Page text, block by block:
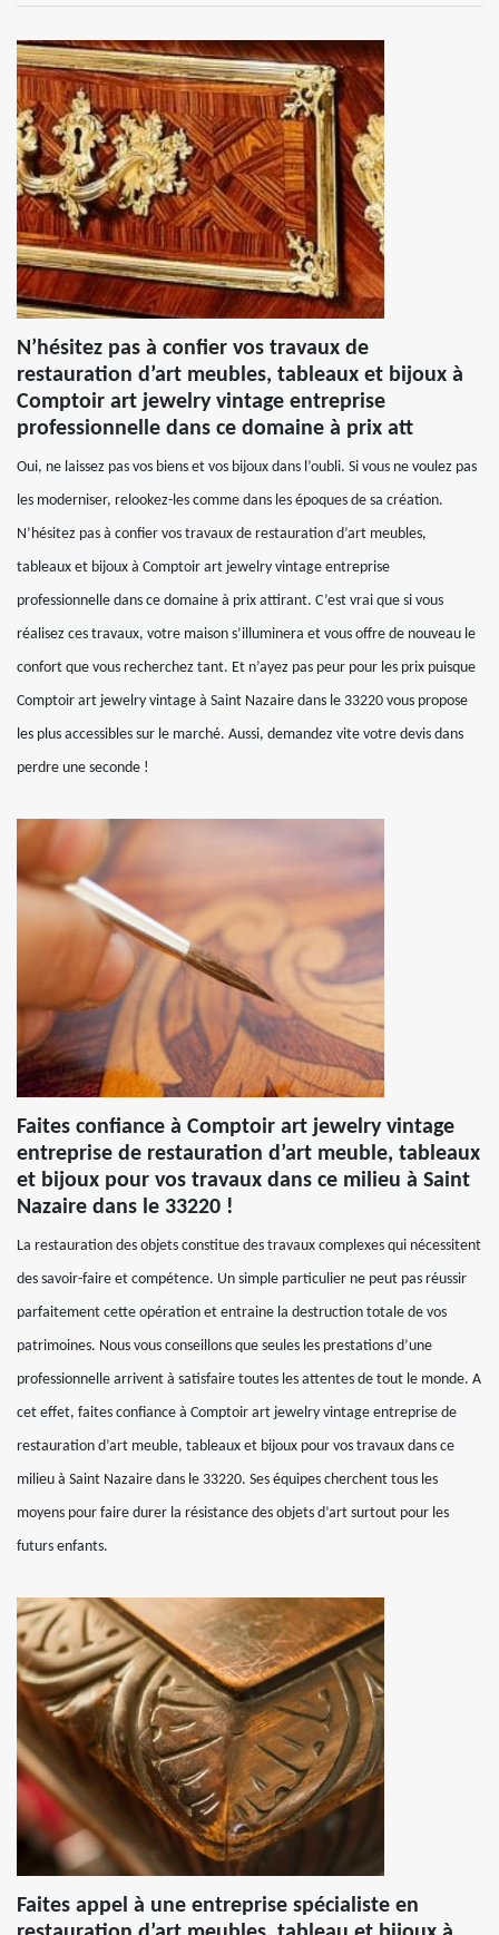
N’hésitez pas à confier vos travaux de
restauration d’art meubles, tableaux et bijoux à
Comptoir art jewelry vintage entreprise
professionnelle dans ce domaine à prix att
Oui, ne laissez pas vos biens et vos bijoux dans l’oubli. Si vous ne voulez pas
les moderniser, relookez-les comme dans les époques de sa création.
N’hésitez pas à confier vos travaux de restauration d’art meubles,
tableaux et bijoux à Comptoir art jewelry vintage entreprise
professionnelle dans ce domaine à prix attirant. C’est vrai que si vous
réalisez ces travaux, votre maison s’illuminera et vous offre de nouveau le
confort que vous recherchez tant. Et n’ayez pas peur pour les prix puisque
Comptoir art jewelry vintage à Saint Nazaire dans le 33220 vous propose
les plus accessibles sur le marché. Aussi, demandez vite votre devis dans
perdre une seconde !
Faites confiance à Comptoir art jewelry vintage
entreprise de restauration d’art meuble, tableaux
et bijoux pour vos travaux dans ce milieu à Saint
Nazaire dans le 33220 !
La restauration des objets constitue des travaux complexes qui nécessitent
des savoir-faire et compétence. Un simple particulier ne peut pas réussir
parfaitement cette opération et entraine la destruction totale de vos
patrimoines. Nous vous conseillons que seules les prestations d’une
professionnelle arrivent à satisfaire toutes les attentes de tout le monde. A
cet effet, faites confiance à Comptoir art jewelry vintage entreprise de
restauration d’art meuble, tableaux et bijoux pour vos travaux dans ce
milieu à Saint Nazaire dans le 33220. Ses équipes cherchent tous les
moyens pour faire durer la résistance des objets d’art surtout pour les
futurs enfants.
Faites appel à une entreprise spécialiste en